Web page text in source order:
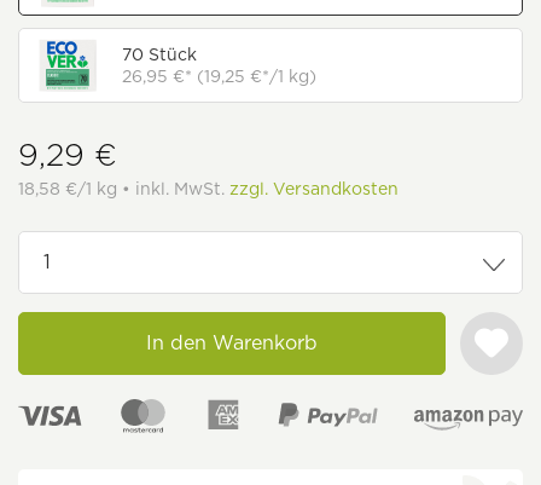
70 Stück
26,95 €* (19,25 €*/1 kg)
9,29 €
18,58 €/1 kg • inkl. MwSt. zzgl. Versandkosten
In den Warenkorb